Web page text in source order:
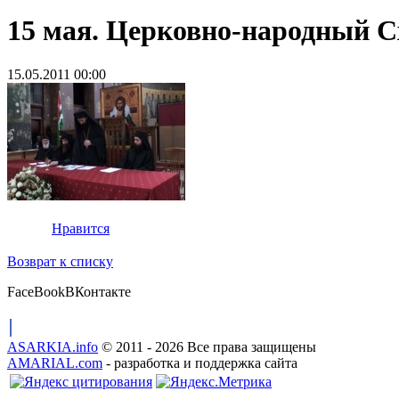
15 мая. Церковно-народный
15.05.2011 00:00
Нравится
Возврат к списку
FaceBookВКонтакте
ASARKIA.info © 2011 - 2026 Все права защищены
AMARIAL.com - разработка и поддержка сайта